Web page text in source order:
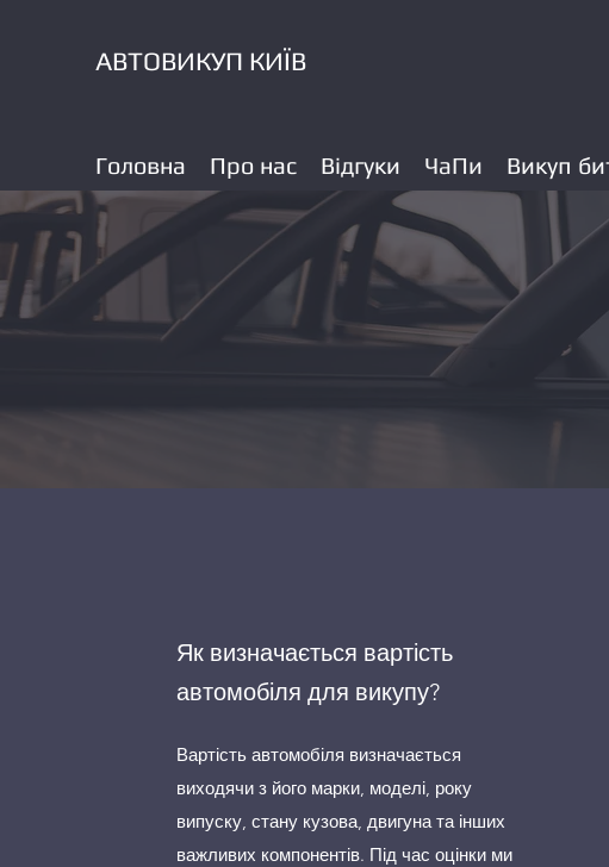
АВТОВИКУП КИЇВ
Головна Про нас Відгуки ЧаПи Викуп
Як визначається вартість
автомобіля для викупу?
Вартість автомобіля визначається
виходячи з його марки, моделі, року
випуску, стану кузова, двигуна та інших
важливих компонентів. Під час оцінки ми